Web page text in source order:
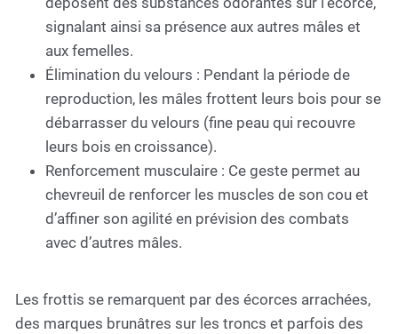
signalant ainsi sa présence aux autres mâles et
aux femelles.
Élimination du velours : Pendant la période de
reproduction, les mâles frottent leurs bois pour se
débarrasser du velours (fine peau qui recouvre
leurs bois en croissance).
Renforcement musculaire : Ce geste permet au
chevreuil de renforcer les muscles de son cou et
d’affiner son agilité en prévision des combats
avec d’autres mâles.
Les frottis se remarquent par des écorces arrachées,
des marques brunâtres sur les troncs et parfois des